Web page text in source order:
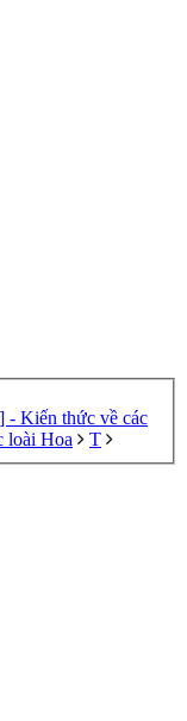
- Kiến thức về các
loài Hoa T